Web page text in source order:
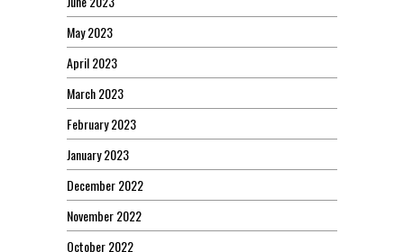
May 2023
April 2023
March 2023
February 2023
January 2023
December 2022
November 2022
October 2022